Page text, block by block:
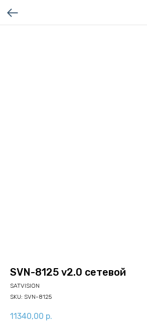
SVN-8125 v2.0 сетевой
SATVISION
SKU: SVN-8125
11340,00 р.